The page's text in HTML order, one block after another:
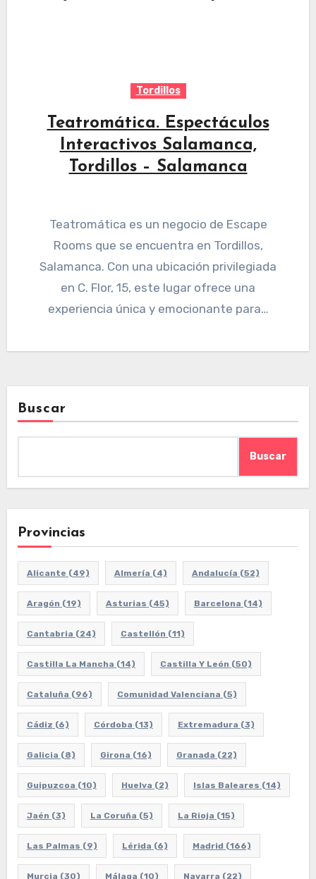
Tordillos
Teatromática. Espectáculos
Interactivos Salamanca,
Tordillos – Salamanca
Teatromática es un negocio de Escape
Rooms que se encuentra en Tordillos,
Salamanca. Con una ubicación privilegiada
en C. Flor, 15, este lugar ofrece una
experiencia única y emocionante para…
Buscar
Buscar
Provincias
Alicante (49) Almería (4) Andalucía (52)
Aragón (19) Asturias (45) Barcelona (14)
Cantabria (24) Castellón (11)
Castilla La Mancha (14) Castilla Y León (50)
Cataluña (96) Comunidad Valenciana (5)
Cádiz (6) Córdoba (13) Extremadura (3)
Galicia (8) Girona (16) Granada (22)
Guipuzcoa (10) Huelva (2) Islas Baleares (14)
Jaén (3) La Coruña (5) La Rioja (15)
Las Palmas (9) Lérida (6) Madrid (166)
Murcia (30) Málaga (10) Navarra (22)